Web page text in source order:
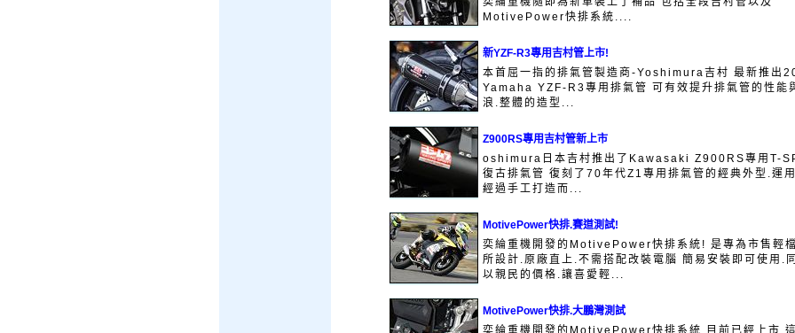
MotivePower快排系統....
新YZF-R3專用吉村管上市!
本首屈一指的排氣管製造商-Yoshimura吉村 最新推出
Yamaha YZF-R3專用排氣管 可有效提升排氣管的性能
浪.整體的造型...
Z900RS專用吉村管新上市
oshimura日本吉村推出了Kawasaki Z900RS專用T-
復古排氣管 復刻了70年代Z1專用排氣管的經典外型.運
經過手工打造而...
MotivePower快排.賽道測試!
奕綸重機開發的MotivePower快排系統! 是專為市售輕
所設計.原廠直上.不需搭配改裝電腦 簡易安裝即可使用.
以親民的價格.讓喜愛輕...
MotivePower快排.大鵬灣測試
奕綸重機開發的MotivePower快排系統 目前已經上市.